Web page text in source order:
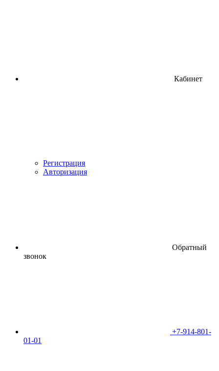
Кабинет
Регистрация
Авторизация
Обратный
звонок
+7-914-801-
01-01